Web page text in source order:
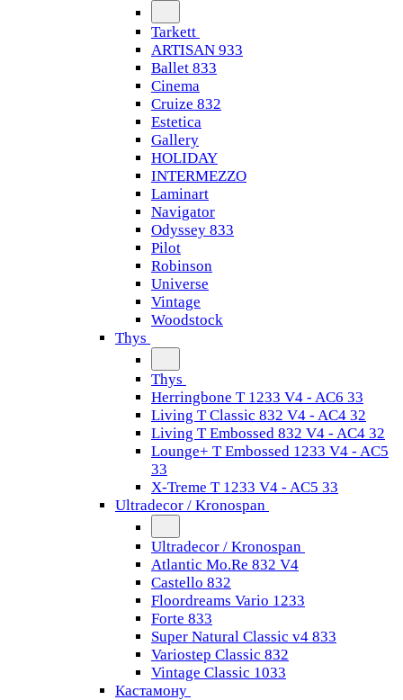
Tarkett
ARTISAN 933
Ballet 833
Cinema
Cruize 832
Estetica
Gallery
HOLIDAY
INTERMEZZO
Laminart
Navigator
Odyssey 833
Pilot
Robinson
Universe
Vintage
Woodstock
Thys
Thys
Herringbone T 1233 V4 - AC6 33
Living T Classic 832 V4 - AC4 32
Living T Embossed 832 V4 - AC4 32
Lounge+ T Embossed 1233 V4 - AC5
33
X-Treme T 1233 V4 - AC5 33
Ultradecor / Kronospan
Ultradecor / Kronospan
Atlantic Mo.Re 832 V4
Castello 832
Floordreams Vario 1233
Forte 833
Super Natural Classic v4 833
Variostep Classic 832
Vintage Classic 1033
Кастамону